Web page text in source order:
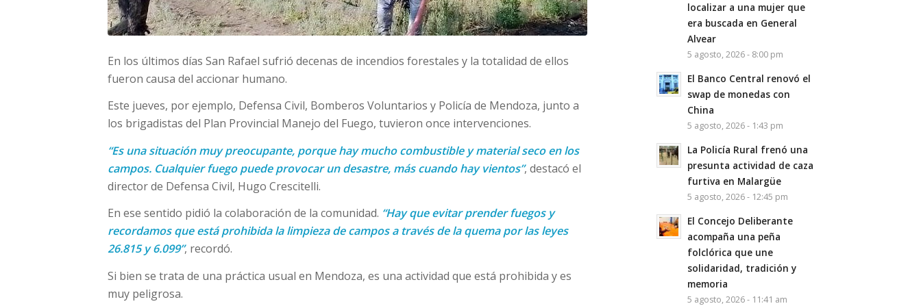
En los últimos días San Rafael sufrió decenas de incendios forestales y la totalidad de ellos
fueron causa del accionar humano.
Este jueves, por ejemplo, Defensa Civil, Bomberos Voluntarios y Policía de Mendoza, junto a
los brigadistas del Plan Provincial Manejo del Fuego, tuvieron once intervenciones.
“Es una situación muy preocupante, porque hay mucho combustible y material seco en los
campos. Cualquier fuego puede provocar un desastre, más cuando hay vientos”, destacó el
director de Defensa Civil, Hugo Crescitelli.
En ese sentido pidió la colaboración de la comunidad. “Hay que evitar prender fuegos y
recordamos que está prohibida la limpieza de campos a través de la quema por las leyes
26.815 y 6.099”, recordó.
Si bien se trata de una práctica usual en Mendoza, es una actividad que está prohibida y es
muy peligrosa.
localizar a una mujer que
era buscada en General
Alvear
5 agosto, 2026 - 8:00 pm
El Banco Central renovó el
swap de monedas con
China
5 agosto, 2026 - 1:43 pm
La Policía Rural frenó una
presunta actividad de caza
furtiva en Malargüe
5 agosto, 2026 - 12:45 pm
El Concejo Deliberante
acompaña una peña
folclórica que une
solidaridad, tradición y
memoria
5 agosto, 2026 - 11:41 am